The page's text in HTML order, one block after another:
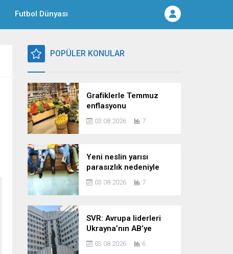
Futbol Dünyası
POPÜLER KONULAR
Grafiklerle Temmuz
enflasyonu
03.08.2026 7
Yeni neslin yarısı
parasızlık nedeniyle
çocuk planını erteliyor
03.08.2026 7
SVR: Avrupa liderleri
Ukrayna’nın AB’ye
katılımını kesin bir dille
reddediyor
03.08.2026 6